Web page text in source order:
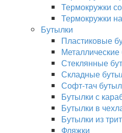
Термокружки
Термокружки
Бутылки
Пластиковые
Металлические
Стеклянные
Складные
Софт-тач
Бутылки с
Бутылки в
Бутылки из
Фляжки